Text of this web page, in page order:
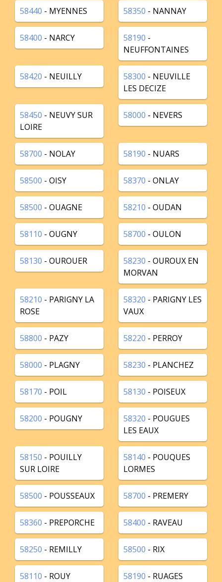
58440 - MYENNES 58350 - NANNAY
58400 - NARCY 58190 -
NEUFFONTAINES
58420 - NEUILLY 58300 - NEUVILLE
LES DECIZE
58450 - NEUVY SUR
LOIRE
58000 - NEVERS
58700 - NOLAY 58190 - NUARS
58500 - OISY 58370 - ONLAY
58500 - OUAGNE 58210 - OUDAN
58110 - OUGNY 58700 - OULON
58130 - OUROUER 58230 - OUROUX EN
MORVAN
58210 - PARIGNY LA
ROSE
58320 - PARIGNY LES
VAUX
58800 - PAZY 58220 - PERROY
58000 - PLAGNY 58230 - PLANCHEZ
58170 - POIL 58130 - POISEUX
58200 - POUGNY 58320 - POUGUES
LES EAUX
58150 - POUILLY
SUR LOIRE
58140 - POUQUES
LORMES
58500 - POUSSEAUX 58700 - PREMERY
58360 - PREPORCHE 58400 - RAVEAU
58250 - REMILLY 58500 - RIX
58110 - ROUY 58190 - RUAGES